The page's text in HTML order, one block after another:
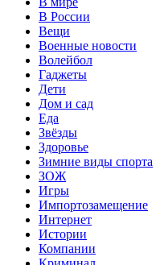
В России
Вещи
Военные новости
Волейбол
Гаджеты
Дети
Дом и сад
Еда
Звёзды
Здоровье
Зимние виды спорта
ЗОЖ
Игры
Импортозамещение
Интернет
Истории
Компании